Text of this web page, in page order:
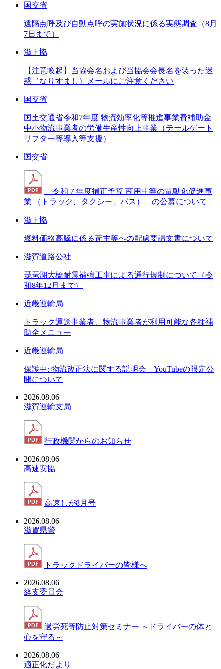
国交省
遠隔点呼及び自動点呼の実施状況に係る実態調査（8月
7日まで）
滋ト協
【注意喚起】当協会名および当協会会長名を装った迷
惑（なりすまし）メールにご注意ください
国交省
国土交通省令和7年度 物流効率化等推進事業費補助金
中小物流事業者の労働生産性向上事業（テールゲート
リフター等導入等支援）
国交省
「令和７年度補正予算 商用車等の電動化促進事
業 （トラック、タクシー、バス）」の公募について
滋ト協
燃料価格高騰に係る荷主等への配慮要請文書について
滋賀道路公社
琵琶湖大橋耐震補強工事による通行規制について（令
和8年12月まで）
近畿運輸局
トラック運送事業者、物流事業者が利用可能な各種補
助金メニュー
近畿運輸局
保護中: 物流改正法に関する説明会 YouTubeの限定公
開について
2026.08.06
滋賀運輸支局
行政機関からのお知らせ
2026.08.06
高速安協
高速しが8月号
2026.08.06
滋賀県警
トラックドライバーの皆様へ
2026.08.06
経支委員会
過労死等防止対策セミナー ～ドライバーの体と
心を守る～
2026.08.06
適正化だより